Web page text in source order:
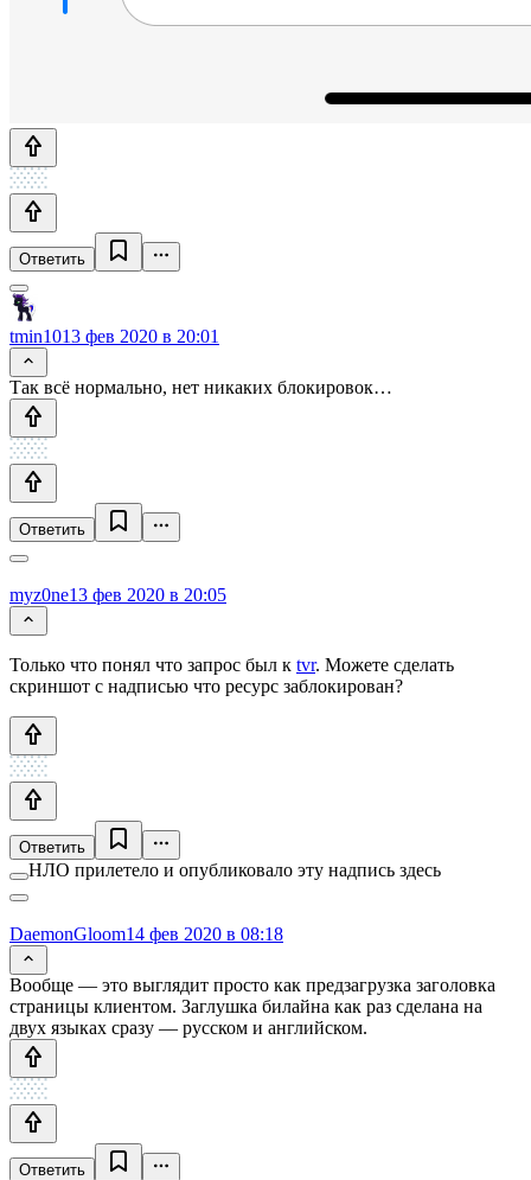
Ответить
tmin1013 фев 2020 в 20:01
Так всё нормально, нет никаких блокировок…
Ответить
myz0ne13 фев 2020 в 20:05
Только что понял что запрос был к tvr. Можете сделать
скриншот с надписью что ресурс заблокирован?
Ответить
НЛО прилетело и опубликовало эту надпись здесь
DaemonGloom14 фев 2020 в 08:18
Вообще — это выглядит просто как предзагрузка заголовка
страницы клиентом. Заглушка билайна как раз сделана на
двух языках сразу — русском и английском.
Ответить